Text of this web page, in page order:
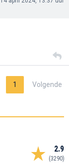
1 Volgende
2.9
(3290)